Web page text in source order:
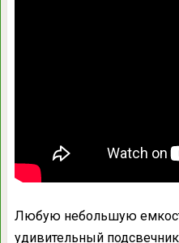
Любую небольшую
удивительный